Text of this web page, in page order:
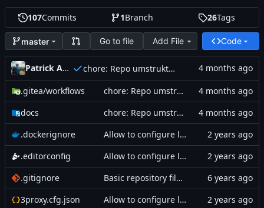
107Commits 1Branch 26Tags
master Go to file Add File Code
Patrick Asmus (scriptos) chore: Repo umstrukturiert – Doku, Gitea-Workflow und Bereinigung
.gitea/workflows
chore: Repo umstrukturiert – Doku, Gitea-Workflow und Bereinigung
docs
chore: Repo umstrukturiert – Doku, Gitea-Workflow und Bereinigung
.dockerignore
Allow to configure log output and make CI great again (
.editorconfig
Allow to configure log output and make CI great again (
.gitignore
Basic repository files added
3proxy.cfg.json
Allow to configure log output and make CI great again (